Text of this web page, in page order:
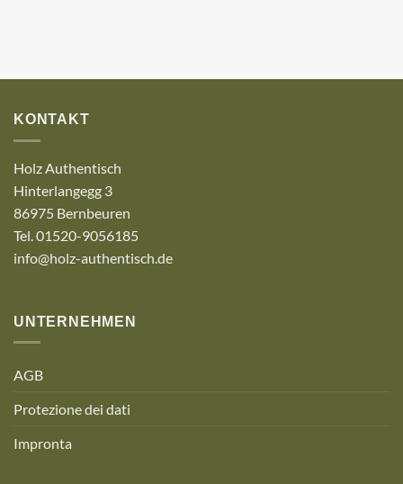
KONTAKT
Holz Authentisch
Hinterlangegg 3
86975 Bernbeuren
Tel. 01520-9056185
info@holz-authentisch.de
UNTERNEHMEN
AGB
Protezione dei dati
Impronta